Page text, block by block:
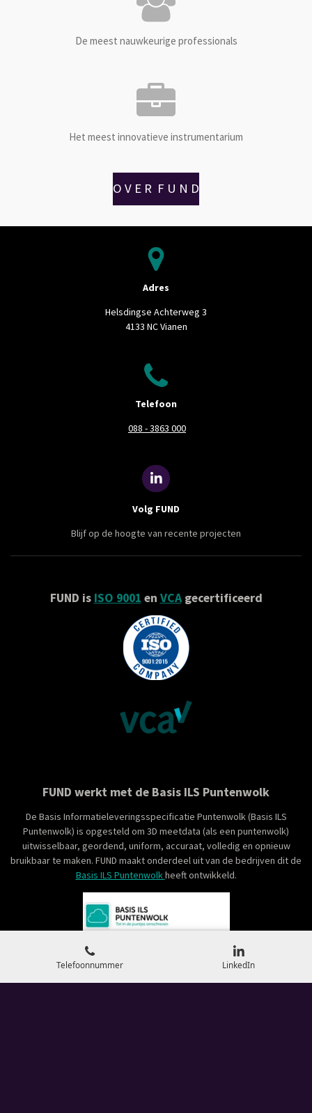
De meest nauwkeurige professionals
Het meest innovatieve instrumentarium
O V E R F U N D
Adres
Helsdingse Achterweg 3
4133 NC Vianen
Telefoon
088 - 3863 000
L
i
n
e
I
Volg FUND
Blijf op de hoogte van recente projecten
FUND is ISO 9001 en VCAgecertificeerd
FUND werkt met de Basis ILS Puntenwolk
De Basis Informatieleveringsspecificatie Puntenwolk (Basis ILS
Puntenwolk) is opgesteld om 3D meetdata (als een puntenwolk)
uitwisselbaar, geordend, uniform, accuraat, volledig en opnieuw
bruikbaar te maken. FUND maakt onderdeel uit van de bedrijven dit de
Basis ILS Puntenwolk heeft ontwikkeld.
Telefoonnummer LinkedIn